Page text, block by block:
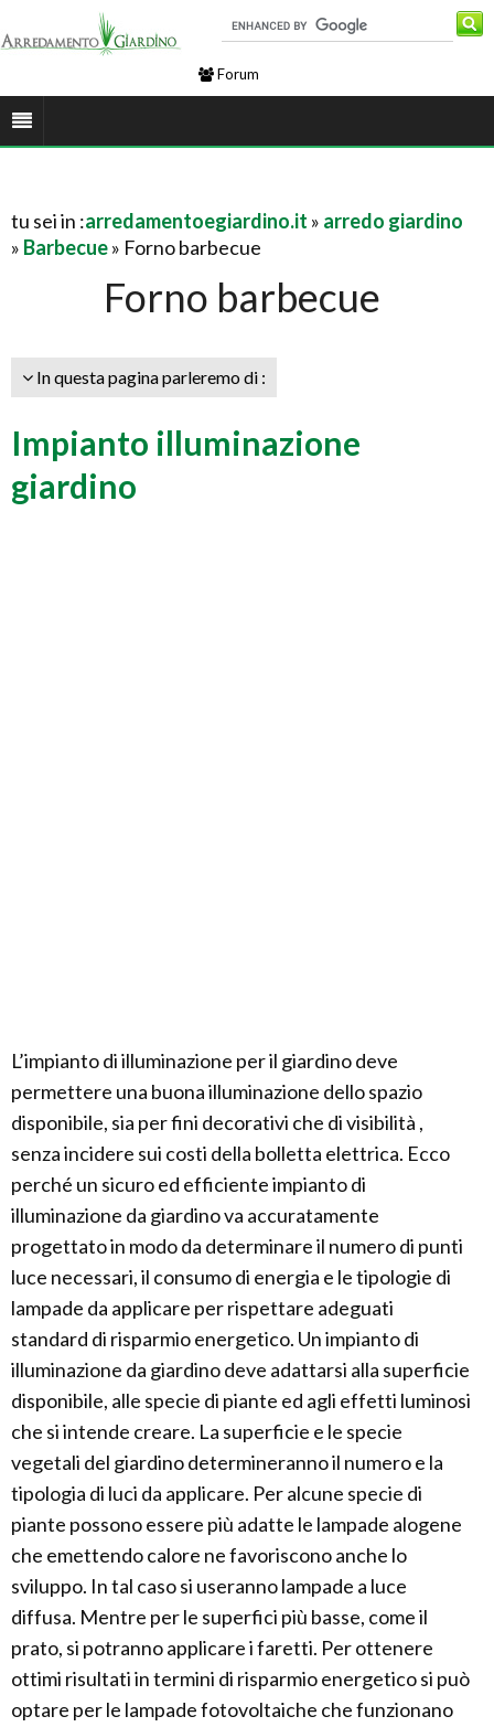
Forum
tu sei in :arredamentoegiardino.it » arredo giardino
» Barbecue» Forno barbecue
Forno barbecue
In questa pagina parleremo di :
Impianto illuminazione
giardino
L’impianto di illuminazione per il giardino deve
permettere una buona illuminazione dello spazio
disponibile, sia per fini decorativi che di visibilità ,
senza incidere sui costi della bolletta elettrica. Ecco
perché un sicuro ed efficiente impianto di
illuminazione da giardino va accuratamente
progettato in modo da determinare il numero di punti
luce necessari, il consumo di energia e le tipologie di
lampade da applicare per rispettare adeguati
standard di risparmio energetico. Un impianto di
illuminazione da giardino deve adattarsi alla superficie
disponibile, alle specie di piante ed agli effetti luminosi
che si intende creare. La superficie e le specie
vegetali del giardino determineranno il numero e la
tipologia di luci da applicare. Per alcune specie di
piante possono essere più adatte le lampade alogene
che emettendo calore ne favoriscono anche lo
sviluppo. In tal caso si useranno lampade a luce
diffusa. Mentre per le superfici più basse, come il
prato, si potranno applicare i faretti. Per ottenere
ottimi risultati in termini di risparmio energetico si può
optare per le lampade fotovoltaiche che funzionano